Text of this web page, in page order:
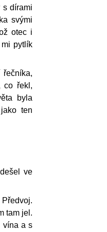
s dírami
svými
otec i
pytlík
co řekl,
byla
ten
ve
tam jel.
vína a s